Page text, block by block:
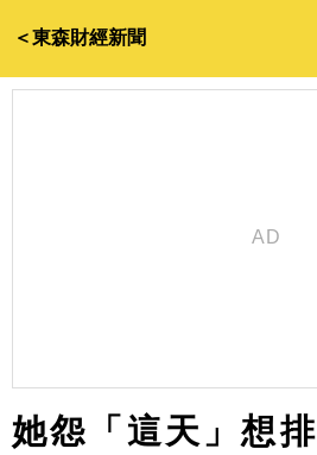
＜東森財經新聞
她怨「這天」想